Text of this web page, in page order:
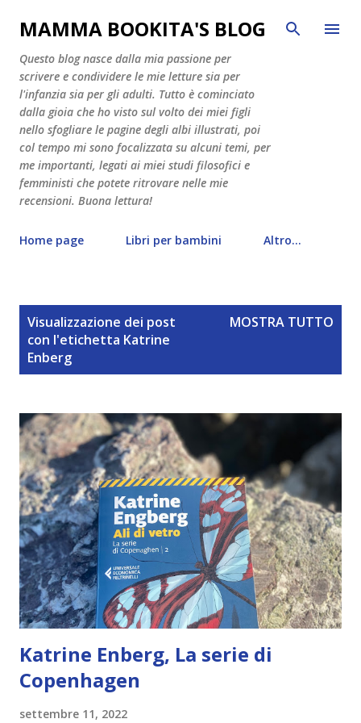
Passa ai contenuti principali
MAMMA BOOKITA'S BLOG
Questo blog nasce dalla mia passione per
scrivere e condividere le mie letture sia per
l'infanzia sia per gli adulti. Tutto è cominciato
dalla gioia che ho visto sul volto dei miei figli
nello sfogliare le pagine degli albi illustrati, poi
col tempo mi sono focalizzata su alcuni temi, per
me importanti, legati ai miei studi filosofici e
femministi che potete ritrovare nelle mie
recensioni. Buona lettura!
Home page Libri per bambini Altro…
Visualizzazione dei post
con l'etichetta Katrine
Enberg
MOSTRA TUTTO
Katrine Enberg, La serie di
Copenhagen
settembre 11, 2022